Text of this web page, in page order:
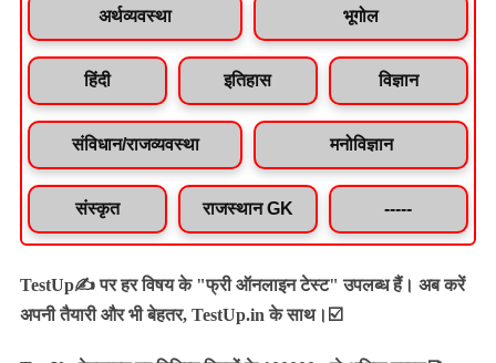
अर्थव्यवस्था भूगोल
हिंदी इतिहास विज्ञान
संविधान/राजव्यवस्था मनोविज्ञान
संस्कृत राजस्थान GK -----
TestUp✍️ पर हर विषय के "फ्री ऑनलाइन टेस्ट" उपलब्ध हैं। अब करें
अपनी तैयारी और भी बेहतर, TestUp.in के साथ।☑️